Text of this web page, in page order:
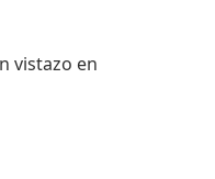
vistazo en